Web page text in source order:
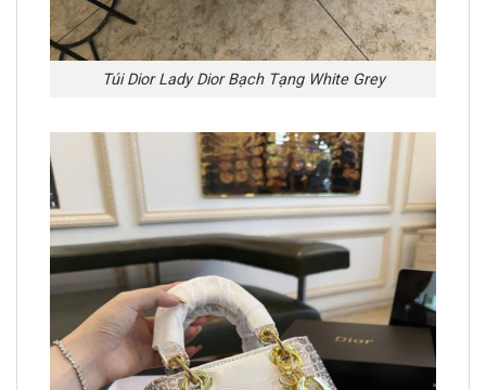
Túi Dior Lady Dior Bạch Tạng White Grey